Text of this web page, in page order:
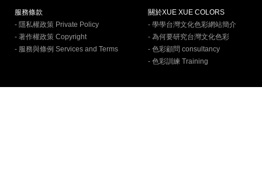
服務條款
- 隱私權政策 Private Policy
- 著作權政策 Copyright
- 服務與條例 Services and Terms
關於XUE XUE COLORS
- 學學台灣文化色彩網站簡介
- 為何要研究台灣文化色彩
- 色彩顧問 consultancy
- 色彩訓練 Training